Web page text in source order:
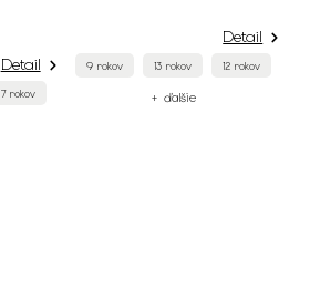
Detail
7 rokov
Detail
9 rokov 13 rokov 12 rokov
+ ďalšie